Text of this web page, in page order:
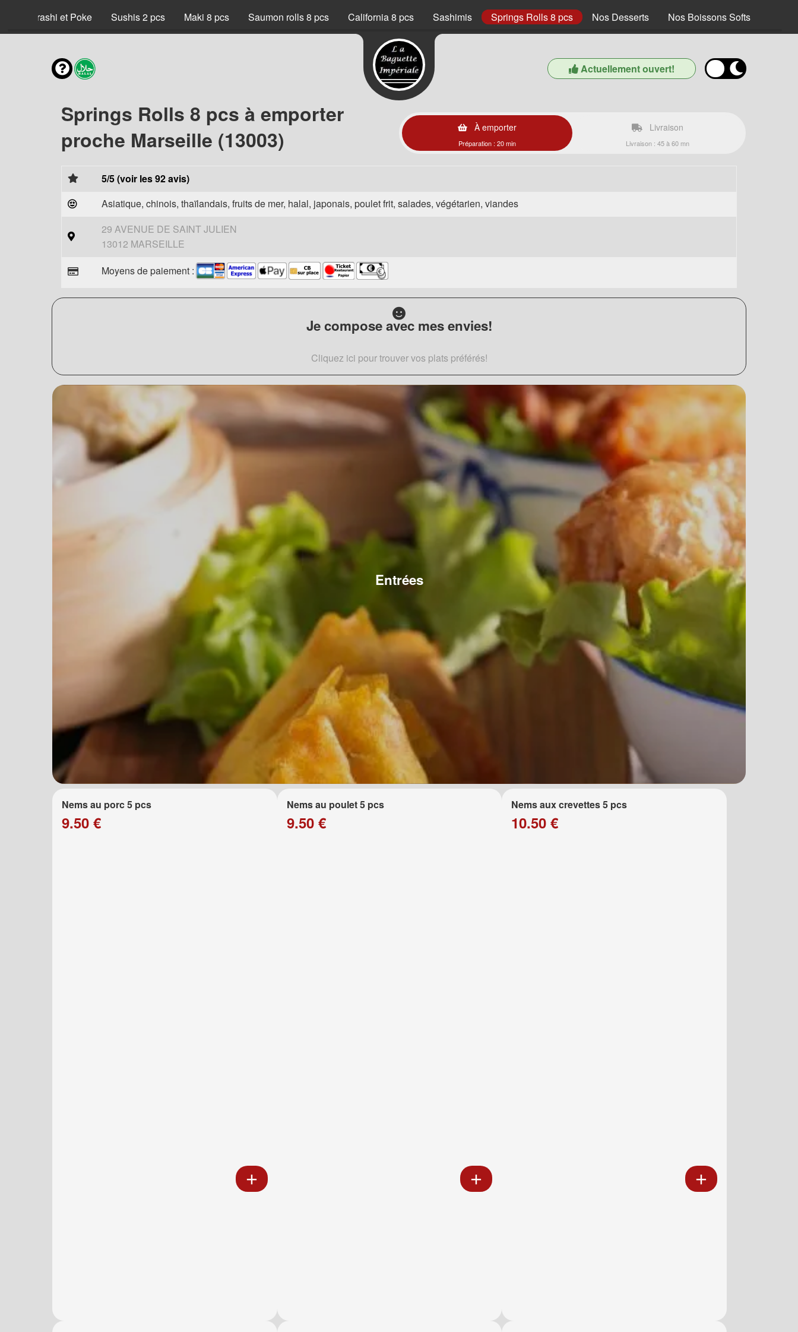
Chirashi et Poke Sushis 2 pcs Maki 8 pcs Saumon rolls 8 pcs California 8 pcs Sashimis Springs Rolls 8 pcs Nos Desserts Nos Boissons Softs
Actuellement ouvert!
Springs Rolls 8 pcs à emporter
proche Marseille (13003)
À emporter
Préparation : 20 min
Livraison
Livraison : 45 à 60 mn
5/5 (voir les 92 avis)
Asiatique, chinois, thaïlandais, fruits de mer, halal, japonais, poulet frit, salades, végétarien, viandes
29 AVENUE DE SAINT JULIEN
13012 MARSEILLE
Moyens de paiement :
Je compose avec mes envies!
Cliquez ici pour trouver vos plats préférés!
Entrées
Nems au porc 5 pcs
9.50 €
Nems au poulet 5 pcs
9.50 €
Nems aux crevettes 5 pcs
10.50 €